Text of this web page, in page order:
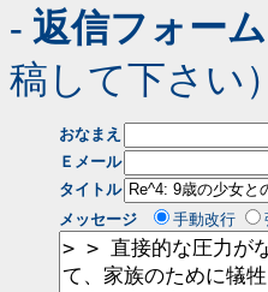
- 返信フォーム
稿して下さい）
おなまえ
Ｅメール
タイトル
メッセージ
手動改行